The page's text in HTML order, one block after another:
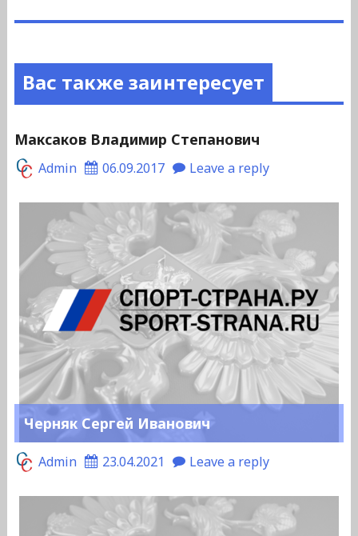
Вас также заинтересует
Максаков Владимир Степанович
Admin 06.09.2017 Leave a reply
Черняк Сергей Иванович
Admin 23.04.2021 Leave a reply